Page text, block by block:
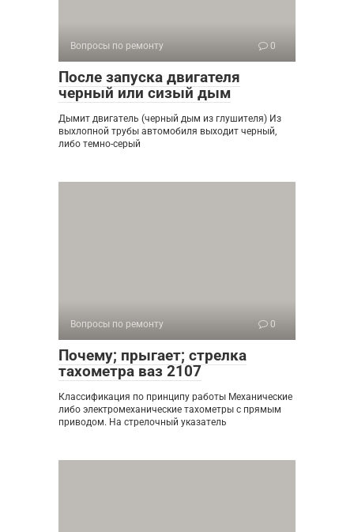
Вопросы по ремонту 0
После запуска двигателя
черный или сизый дым
Дымит двигатель (черный дым из глушителя) Из
выхлопной трубы автомобиля выходит черный,
либо темно-серый
Вопросы по ремонту 0
Почему; прыгает; стрелка
тахометра ваз 2107
Классификация по принципу работы Механические
либо электромеханические тахометры с прямым
приводом. На стрелочный указатель